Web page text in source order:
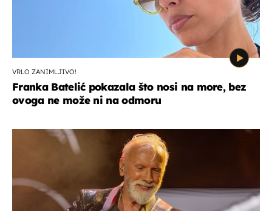
VRLO ZANIMLJIVO!
Franka Batelić pokazala što nosi na more, bez
ovoga ne može ni na odmoru